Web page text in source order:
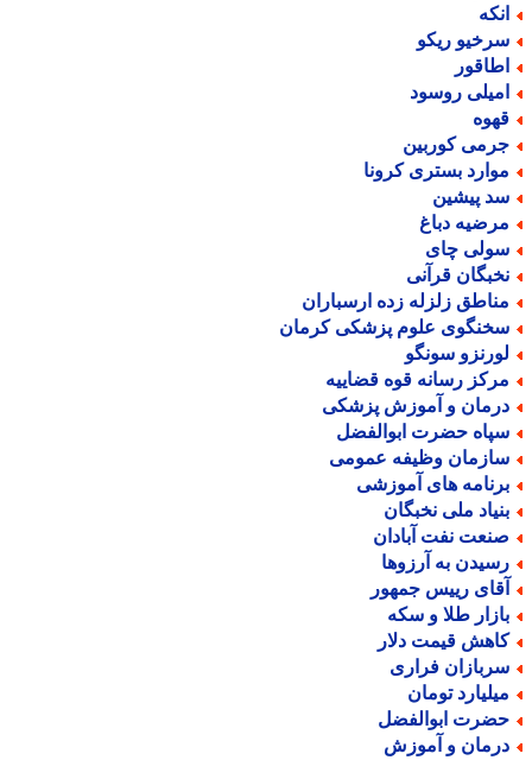
ریکو
روسود
کوربین
بستری کرونا
پیشین
دباغ
چای
قرآنی
زلزله زده ارسباران
علوم پزشکی کرمان
سونگو
رسانه قوه قضاییه
و آموزش پزشکی
حضرت ابوالفضل
وظیفه عمومی
های آموزشی
ملی نخبگان
نفت آبادان
به آرزوها
رییس جمهور
طلا و سکه
قیمت دلار
فراری
تومان
ابوالفضل
و آموزش